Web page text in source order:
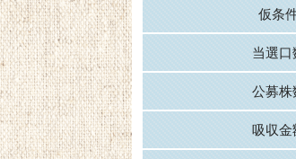
仮条
当選口
公募株
吸収金